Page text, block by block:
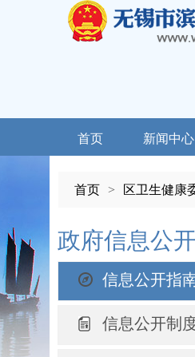
首页 新闻中心
首页 > 区卫生健康
政府信息公开
信息公开指
信息公开制